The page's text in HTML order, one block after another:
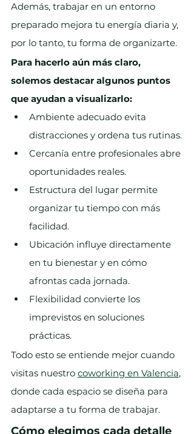
Además, trabajar en un entorno
preparado mejora tu energía diaria y,
por lo tanto, tu forma de organizarte.
Para hacerlo aún más claro,
solemos destacar algunos puntos
que ayudan a visualizarlo:
Ambiente adecuado evita
distracciones y ordena tus rutinas.
Cercanía entre profesionales abre
oportunidades reales.
Estructura del lugar permite
organizar tu tiempo con más
facilidad.
Ubicación influye directamente
en tu bienestar y en cómo
afrontas cada jornada.
Flexibilidad convierte los
imprevistos en soluciones
prácticas.
Todo esto se entiende mejor cuando
visitas nuestro coworking en Valencia,
donde cada espacio se diseña para
adaptarse a tu forma de trabajar.
Cómo elegimos cada detalle